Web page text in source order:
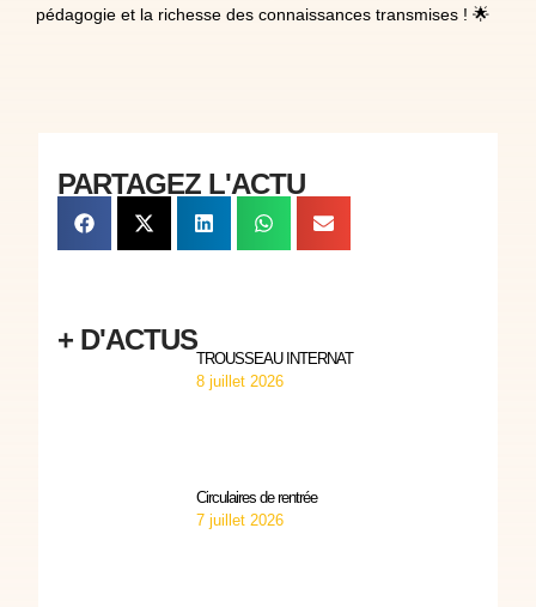
pédagogie et la richesse des connaissances transmises ! 🌟
PARTAGEZ L'ACTU
+ D'ACTUS
TROUSSEAU INTERNAT
8 juillet 2026
Circulaires de rentrée
7 juillet 2026